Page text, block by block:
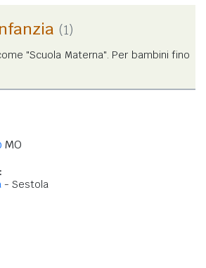
(1)
"Scuola Materna". Per bambini fino
MO
- Sestola